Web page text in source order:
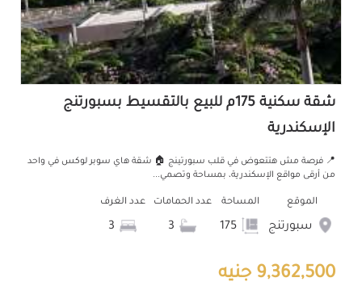
شقة سكنية 175م للبيع بالتقسيط بسبورتنج
الإسكندرية
📍 فرصة مش هتتعوض في قلب سبورتينج 🏠 شقة هاي سوبر لوكس في واحد
من أرقى مواقع الإسكندرية، بمساحة وتصمي...
الموقع
سبورتنج
المساحة عدد الحمامات عدد الغرف
9,362,500 جنيه